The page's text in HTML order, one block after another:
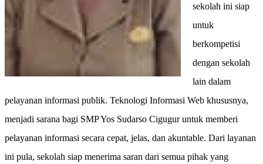
sekolah ini siap
untuk
berkompetisi
dengan sekolah
lain dalam
pelayanan informasi publik. Teknologi Informasi Web khususnya,
menjadi sarana bagi SMP Yos Sudarso Cigugur untuk memberi
pelayanan informasi secara cepat, jelas, dan akuntable. Dari layanan
ini pula, sekolah siap menerima saran dari semua pihak yang